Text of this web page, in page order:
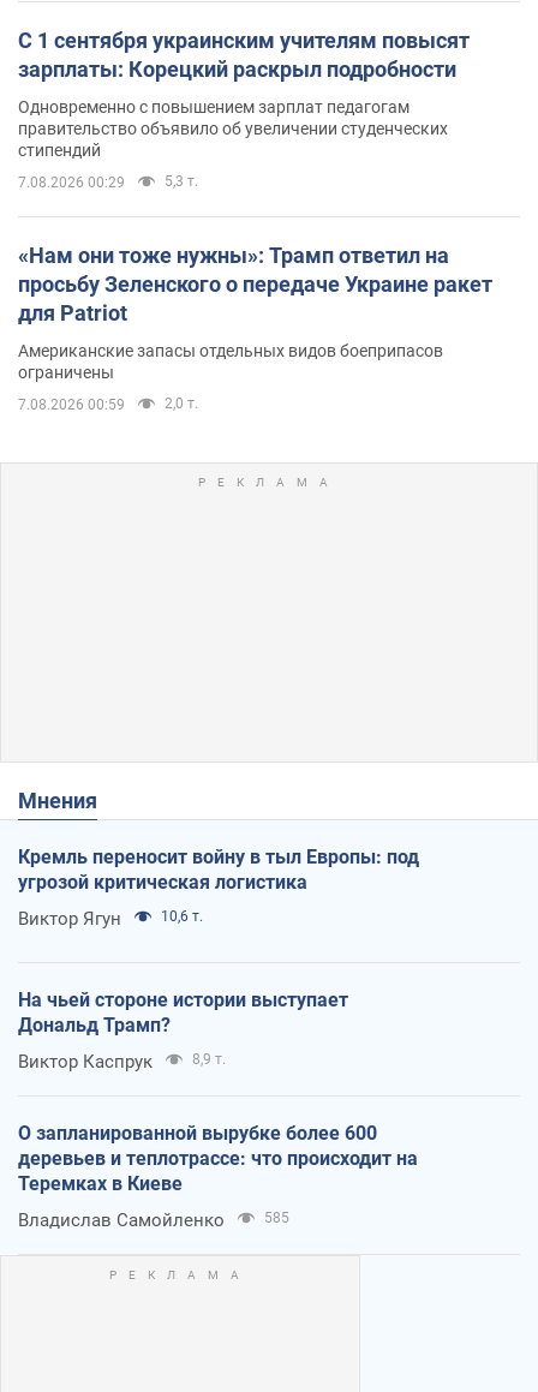
С 1 сентября украинским учителям повысят
зарплаты: Корецкий раскрыл подробности
Одновременно с повышением зарплат педагогам
правительство объявило об увеличении студенческих
стипендий
7.08.2026 00:29 5,3 т.
«Нам они тоже нужны»: Трамп ответил на
просьбу Зеленского о передаче Украине ракет
для Patriot
Американские запасы отдельных видов боеприпасов
ограничены
7.08.2026 00:59 2,0 т.
Мнения
Кремль переносит войну в тыл Европы: под
угрозой критическая логистика
Виктор Ягун 10,6 т.
На чьей стороне истории выступает
Дональд Трамп?
Виктор Каспрук 8,9 т.
О запланированной вырубке более 600
деревьев и теплотрассе: что происходит на
Теремках в Киеве
Владислав Самойленко 585